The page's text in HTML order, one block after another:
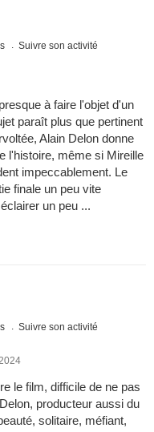
Suivre son activité
à faire l'objet d'un
paraît plus que pertinent
Alain Delon donne
l'histoire, même si Mireille
impeccablement. Le
finale un peu vite
un peu ...
Suivre son activité
le film, difficile de ne pas
producteur aussi du
solitaire, méfiant,